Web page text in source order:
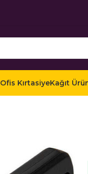
Ofis KırtasiyeKağıt